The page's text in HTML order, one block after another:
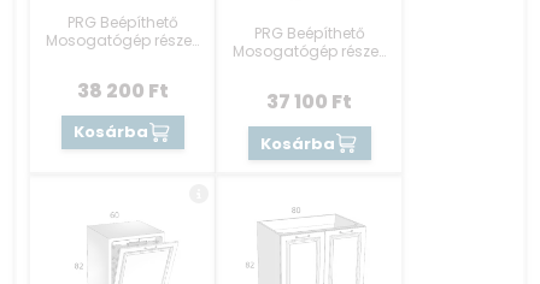
PRG Beépíthető
Mosogatógép részek
38 200 Ft
Kosárba
PRG Beépíthető
Mosogatógép részek
37 100 Ft
Kosárba